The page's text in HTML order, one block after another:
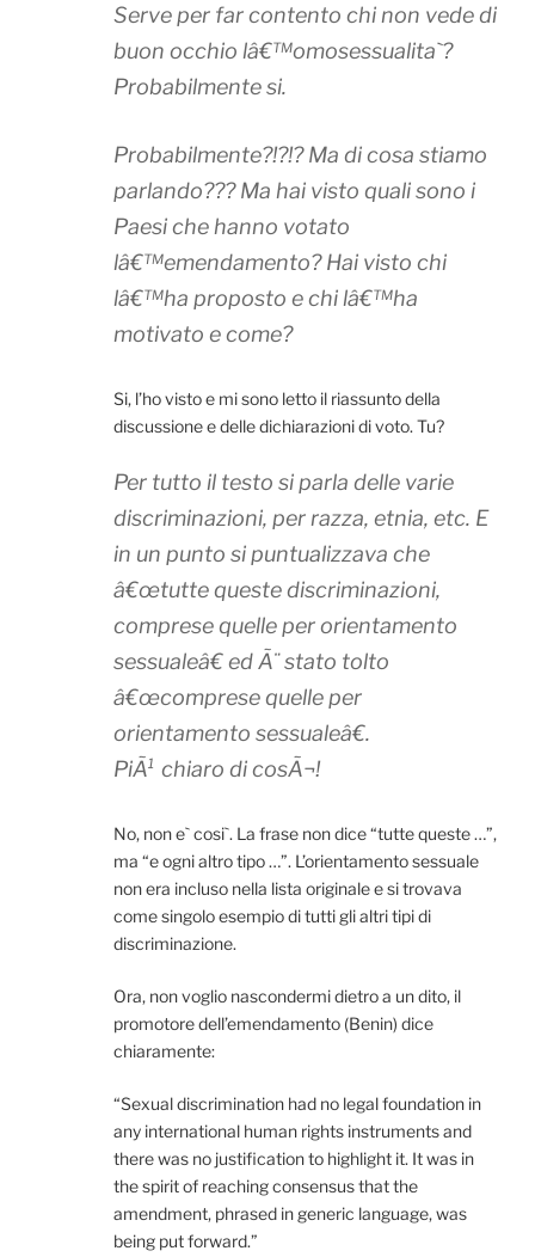
Serve per far contento chi non vede di
buon occhio lâ€™omosessualita`?
Probabilmente si.
Probabilmente?!?!? Ma di cosa stiamo
parlando??? Ma hai visto quali sono i
Paesi che hanno votato
lâ€™emendamento? Hai visto chi
lâ€™ha proposto e chi lâ€™ha
motivato e come?
Si, l’ho visto e mi sono letto il riassunto della
discussione e delle dichiarazioni di voto. Tu?
Per tutto il testo si parla delle varie
discriminazioni, per razza, etnia, etc. E
in un punto si puntualizzava che
â€œtutte queste discriminazioni,
comprese quelle per orientamento
sessualeâ€ ed Ã¨ stato tolto
â€œcomprese quelle per
orientamento sessualeâ€.
PiÃ¹ chiaro di cosÃ¬!
No, non e` cosi`. La frase non dice “tutte queste …”,
ma “e ogni altro tipo …”. L’orientamento sessuale
non era incluso nella lista originale e si trovava
come singolo esempio di tutti gli altri tipi di
discriminazione.
Ora, non voglio nascondermi dietro a un dito, il
promotore dell’emendamento (Benin) dice
chiaramente:
“Sexual discrimination had no legal foundation in
any international human rights instruments and
there was no justification to highlight it. It was in
the spirit of reaching consensus that the
amendment, phrased in generic language, was
being put forward.”